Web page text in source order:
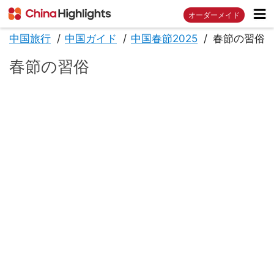
オーダーメイド
中国旅行 中国ガイド 中国春節2025 春節の習俗
春節の習俗